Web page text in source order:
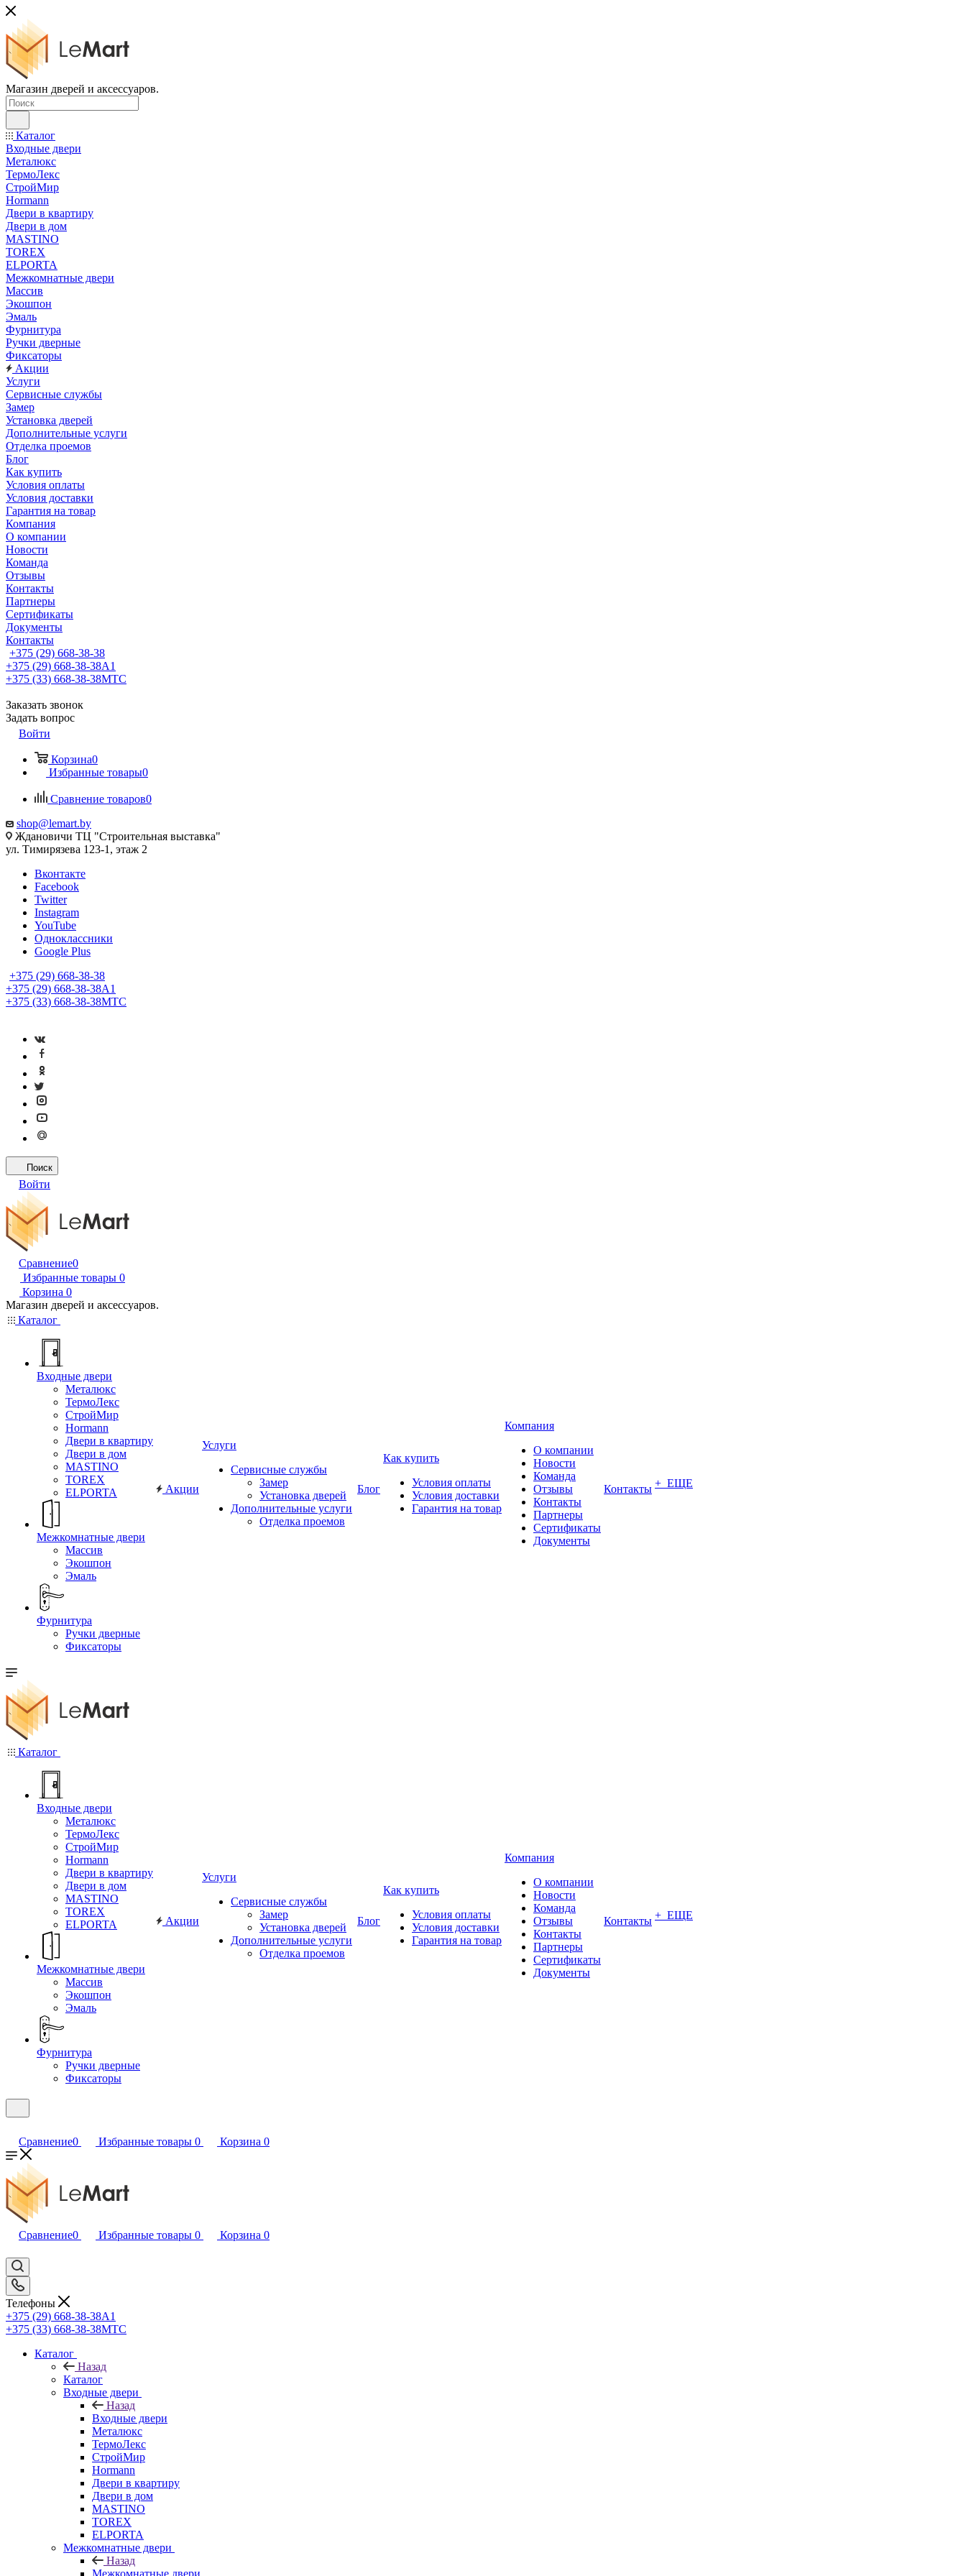
Магазин дверей и аксессуаров.
Каталог
Входные двери
Металюкс
ТермоЛекс
СтройМир
Hormann
Двери в квартиру
Двери в дом
MASTINO
TOREX
ELPORTA
Межкомнатные двери
Массив
Экошпон
Эмаль
Фурнитура
Ручки дверные
Фиксаторы
Акции
Услуги
Сервисные службы
Замер
Установка дверей
Дополнительные услуги
Отделка проемов
Блог
Как купить
Условия оплаты
Условия доставки
Гарантия на товар
Компания
О компании
Новости
Команда
Отзывы
Контакты
Партнеры
Сертификаты
Документы
Контакты
+375 (29) 668-38-38
+375 (29) 668-38-38A1
+375 (33) 668-38-38МТС
Заказать звонок
Задать вопрос
Войти
Корзина0
Избранные товары0
Сравнение товаров0
shop@lemart.by
Ждановичи ТЦ "Строительная выставка"
ул. Тимирязева 123-1, этаж 2
Вконтакте
Facebook
Twitter
Instagram
YouTube
Одноклассники
Google Plus
+375 (29) 668-38-38
+375 (29) 668-38-38A1
+375 (33) 668-38-38МТС
Поиск
Войти
Сравнение0
Избранные товары 0
Корзина 0
Магазин дверей и аксессуаров.
Каталог
Входные двери
Металюкс
ТермоЛекс
СтройМир
Hormann
Двери в квартиру
Двери в дом
MASTINO
TOREX
ELPORTA
Межкомнатные двери
Массив
Экошпон
Эмаль
Фурнитура
Ручки дверные
Фиксаторы
Акции
Услуги
Сервисные службы
Замер
Установка дверей
Дополнительные услуги
Отделка проемов
Блог
Как купить
Условия оплаты
Условия доставки
Гарантия на товар
Компания
О компании
Новости
Команда
Отзывы
Контакты
Партнеры
Сертификаты
Документы
Контакты + ЕЩЕ
Каталог
Входные двери
Металюкс
ТермоЛекс
СтройМир
Hormann
Двери в квартиру
Двери в дом
MASTINO
TOREX
ELPORTA
Межкомнатные двери
Массив
Экошпон
Эмаль
Фурнитура
Ручки дверные
Фиксаторы
Акции
Услуги
Сервисные службы
Замер
Установка дверей
Дополнительные услуги
Отделка проемов
Блог
Как купить
Условия оплаты
Условия доставки
Гарантия на товар
Компания
О компании
Новости
Команда
Отзывы
Контакты
Партнеры
Сертификаты
Документы
Контакты + ЕЩЕ
Сравнение0 Избранные товары 0 Корзина 0
Сравнение0 Избранные товары 0 Корзина 0
Телефоны
+375 (29) 668-38-38A1
+375 (33) 668-38-38МТС
Каталог
Назад
Каталог
Входные двери
Назад
Входные двери
Металюкс
ТермоЛекс
СтройМир
Hormann
Двери в квартиру
Двери в дом
MASTINO
TOREX
ELPORTA
Межкомнатные двери
Назад
Межкомнатные двери